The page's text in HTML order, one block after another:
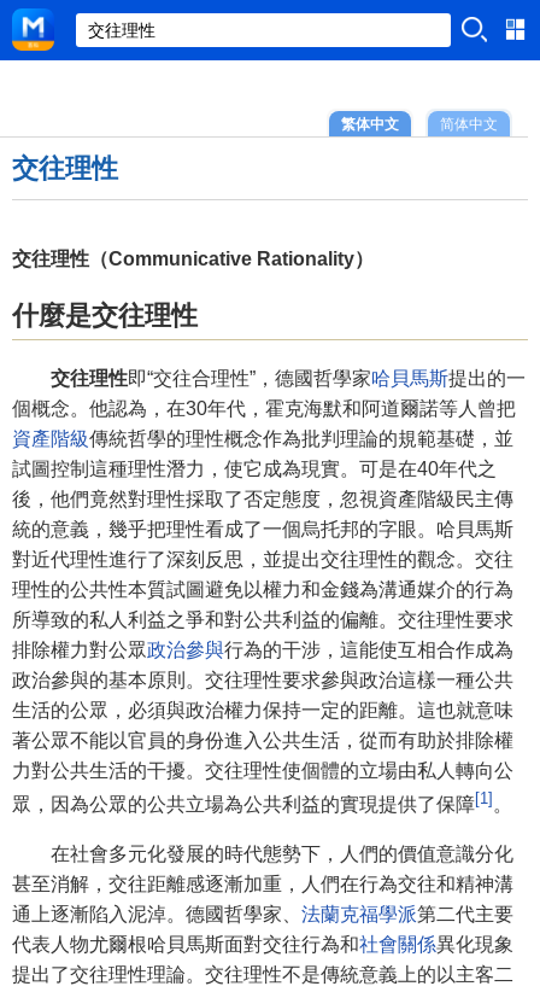
简体中文
繁体中文
交往理性
交往理性（Communicative Rationality）
什麼是交往理性
交往理性即“交往合理性”，德國哲學家哈貝馬斯提出的一
個概念。他認為，在30年代，霍克海默和阿道爾諾等人曾把
資產階級傳統哲學的理性概念作為批判理論的規範基礎，並
試圖控制這種理性潛力，使它成為現實。可是在40年代之
後，他們竟然對理性採取了否定態度，忽視資產階級民主傳
統的意義，幾乎把理性看成了一個烏托邦的字眼。哈貝馬斯
對近代理性進行了深刻反思，並提出交往理性的觀念。交往
理性的公共性本質試圖避免以權力和金錢為溝通媒介的行為
所導致的私人利益之爭和對公共利益的偏離。交往理性要求
排除權力對公眾政治參與行為的干涉，這能使互相合作成為
政治參與的基本原則。交往理性要求參與政治這樣一種公共
生活的公眾，必須與政治權力保持一定的距離。這也就意味
著公眾不能以官員的身份進入公共生活，從而有助於排除權
力對公共生活的干擾。交往理性使個體的立場由私人轉向公
眾，因為公眾的公共立場為公共利益的實現提供了保障[1] 。
在社會多元化發展的時代態勢下，人們的價值意識分化
甚至消解，交往距離感逐漸加重，人們在行為交往和精神溝
通上逐漸陷入泥淖。德國哲學家、 法蘭克福學派第二代主要
代表人物尤爾根哈貝馬斯面對交往行為和社會關係異化現象
提出了交往理性理論。交往理性不是傳統意義上的以主客二